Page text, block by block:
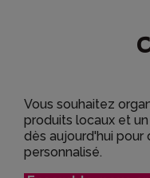
Vous souhaitez
produits locaux et
dès aujourd'hui
personnalisé.